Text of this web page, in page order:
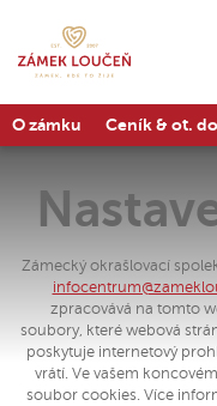
O zámku Ceník & ot.
Zámecký okrašlovací
zpracovává na tomto
soubory, které webová
poskytuje internetový
vrátí. Ve vašem
soubor cookies. Více